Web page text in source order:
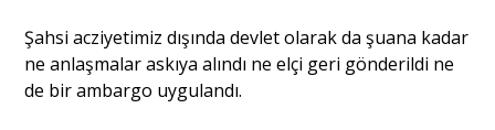
Şahsi acziyetimiz dışında devlet olarak da şuana kadar
ne anlaşmalar askıya alındı ne elçi geri gönderildi ne
de bir ambargo uygulandı.